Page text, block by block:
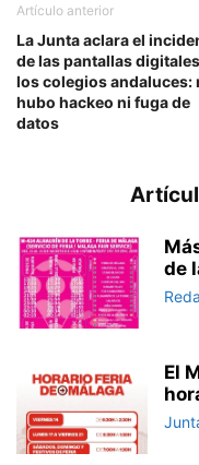
Artículo anterior
La Junta aclara el
de las pantallas
los colegios andaluces:
hubo hackeo ni fuga de
datos
de
El